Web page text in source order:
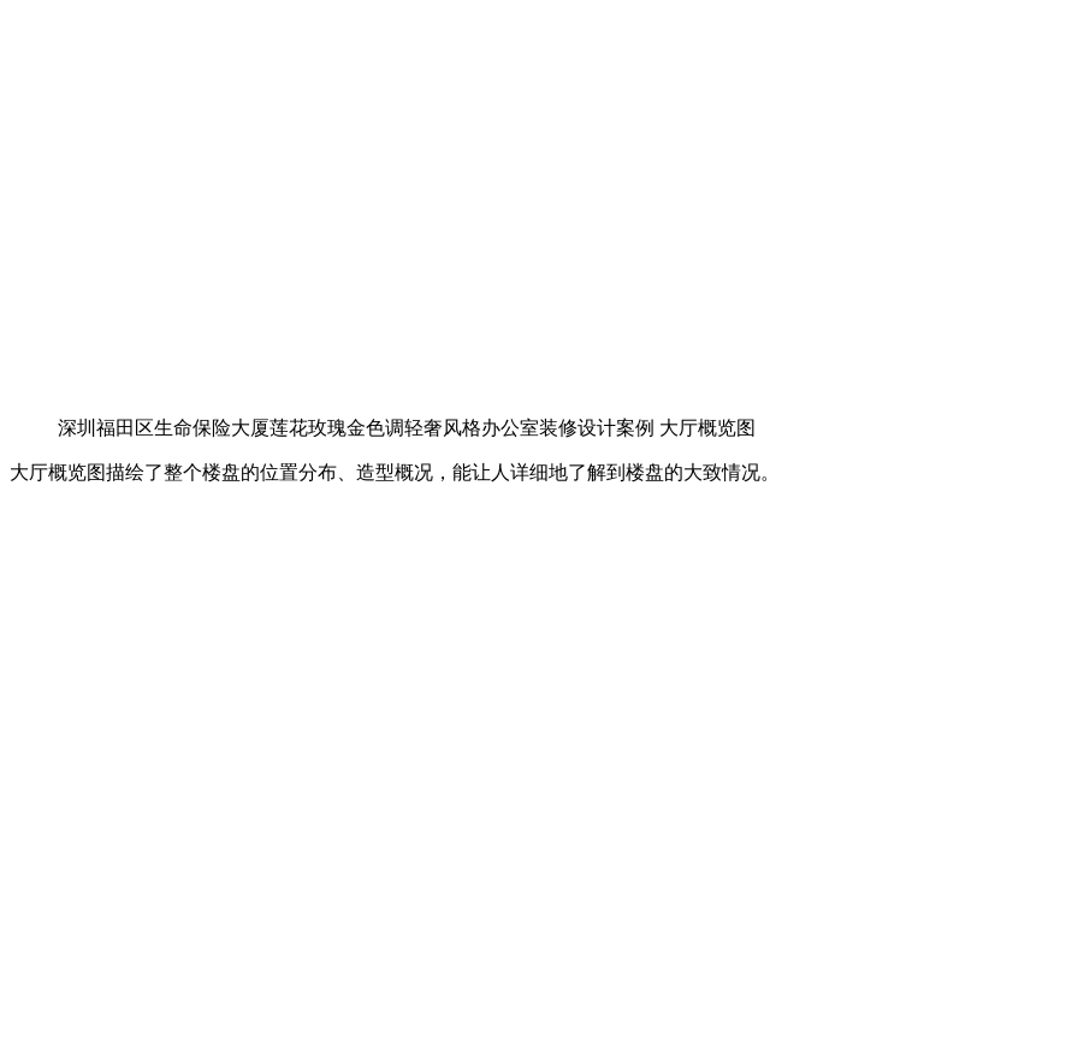
深圳福田区生命保险大厦莲花玫瑰金色调轻奢风格办公室装修设计案例 大厅概览图
大厅概览图描绘了整个楼盘的位置分布、造型概况，能让人详细地了解到楼盘的大致情况。